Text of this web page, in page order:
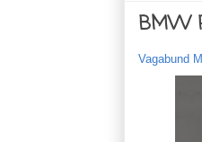
BMW
Vagabund